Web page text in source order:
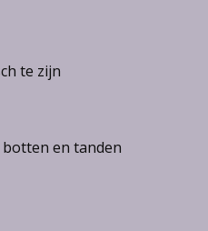
te zijn
en tanden